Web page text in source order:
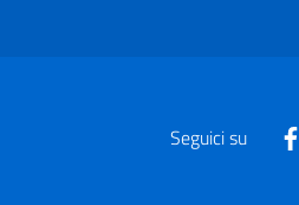
Seguici su